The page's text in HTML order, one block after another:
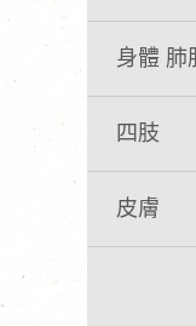
身體 肺
四肢
皮膚